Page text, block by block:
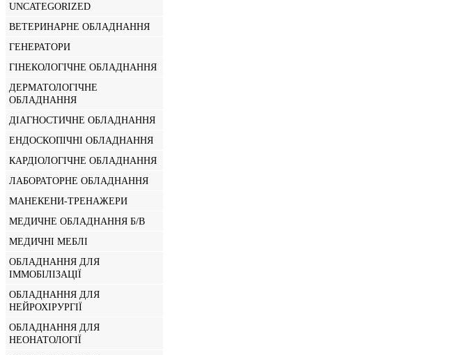
UNCATEGORIZED
ВЕТЕРИНАРНЕ ОБЛАДНАННЯ
ГЕНЕРАТОРИ
ГІНЕКОЛОГІЧНЕ ОБЛАДНАННЯ
ДЕРМАТОЛОГІЧНЕ
ОБЛАДНАННЯ
ДІАГНОСТИЧНЕ ОБЛАДНАННЯ
ЕНДОСКОПІЧНІ ОБЛАДНАННЯ
КАРДІОЛОГІЧНЕ ОБЛАДНАННЯ
ЛАБОРАТОРНЕ ОБЛАДНАННЯ
МАНЕКЕНИ-ТРЕНАЖЕРИ
МЕДИЧНЕ ОБЛАДНАННЯ Б/В
МЕДИЧНІ МЕБЛІ
ОБЛАДНАННЯ ДЛЯ
ІММОБІЛІЗАЦІЇ
ОБЛАДНАННЯ ДЛЯ
НЕЙРОХІРУРГІЇ
ОБЛАДНАННЯ ДЛЯ
НЕОНАТОЛОГІЇ